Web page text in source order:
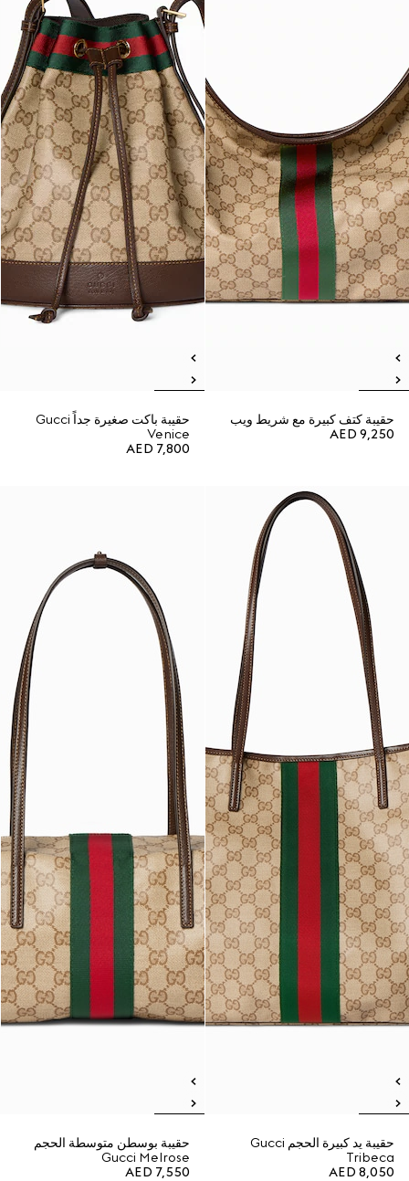
حقيبة كتف كبيرة مع شريط ويب
AED 9,250
حقيبة باكت صغيرة جداً Gucci
Venice
AED 7,800
حقيبة يد كبيرة الحجم Gucci
Tribeca
AED 8,050
حقيبة بوسطن متوسطة الحجم
Gucci Melrose
AED 7,550